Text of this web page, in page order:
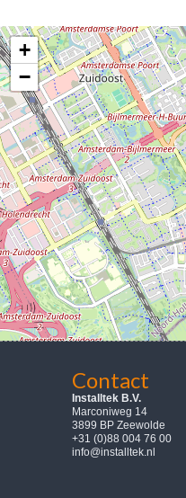
+
−
Contact
Installtek B.V.
Marconiweg 14
3899 BP Zeewolde
+31 (0)88 004 76 00
info@installtek.nl